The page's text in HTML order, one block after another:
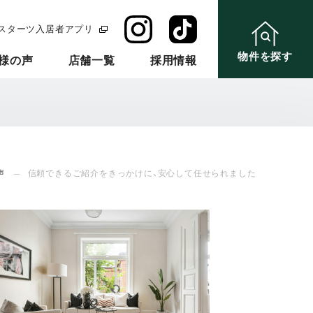
ターツ入居者アプリ
の声 店舗一覧 採用情報 物件を探す
信頼できるご紹介をきっかけに、安心して任せられました